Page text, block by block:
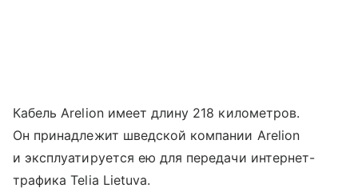
Кабель Arelion имеет длину 218 километров.
Он принадлежит шведской компании Arelion
и эксплуатируется ею для передачи интернет-
трафика Telia Lietuva.